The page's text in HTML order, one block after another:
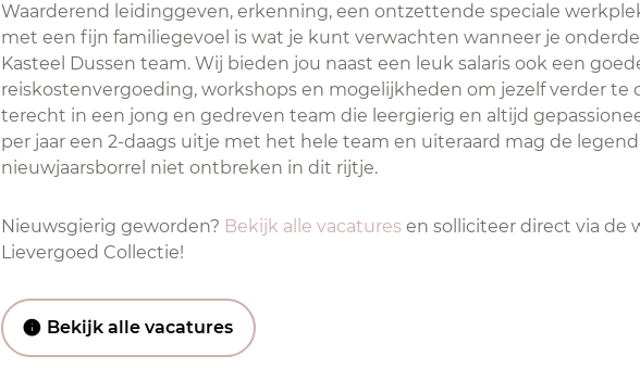
Waarderend leidinggeven, erkenning, een ontzettende speciale
met een fijn familiegevoel is wat je kunt verwachten wanneer je
Kasteel Dussen team. Wij bieden jou naast een leuk salaris ook een
reiskostenvergoeding, workshops en mogelijkheden om jezelf verder te
terecht in een jong en gedreven team die leergierig en altijd
per jaar een 2-daags uitje met het hele team en uiteraard mag de
nieuwjaarsborrel niet ontbreken in dit rijtje.
Nieuwsgierig geworden? Bekijk alle vacatures en solliciteer direct via de
Lievergoed Collectie!
Bekijk alle vacatures